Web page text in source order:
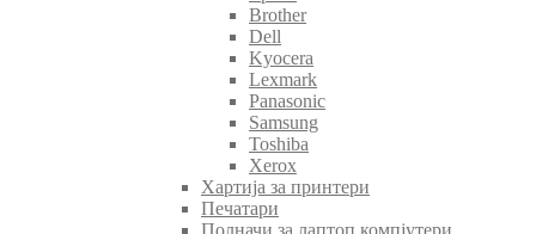
Brother
Dell
Kyocera
Lexmark
Panasonic
Samsung
Toshiba
Xerox
Хартија за принтери
Печатари
Полначи за лаптоп компјутери